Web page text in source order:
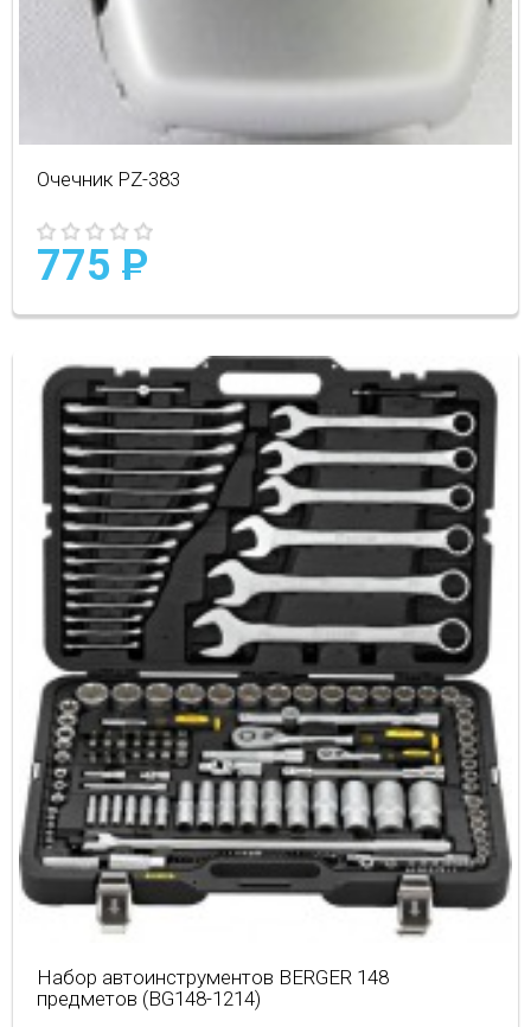
Очечник PZ-383
775P
Набор автоинструментов BERGER 148
предметов (BG148-1214)